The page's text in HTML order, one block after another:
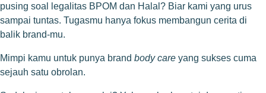
pusing soal legalitas BPOM dan Halal? Biar kami yang urus
sampai tuntas. Tugasmu hanya fokus membangun cerita di
balik brand-mu.
Mimpi kamu untuk punya brand body care yang sukses cuma
sejauh satu obrolan.